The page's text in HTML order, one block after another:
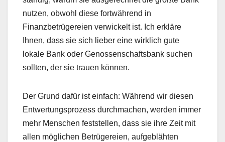
nutzen, obwohl diese fortwährend in
Finanzbetrügereien verwickelt ist. Ich erkläre
Ihnen, dass sie sich lieber eine wirklich gute
lokale Bank oder Genossenschaftsbank suchen
sollten, der sie trauen können.
Der Grund dafür ist einfach: Während wir diesen
Entwertungsprozess durchmachen, werden immer
mehr Menschen feststellen, dass sie ihre Zeit mit
allen möglichen Betrügereien, aufgeblähten